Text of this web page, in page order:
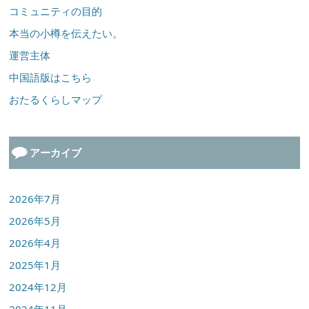
コミュニティの目的
本当の小樽を伝えたい。
運営主体
中国語版はこちら
おたるくらしマップ
アーカイブ
2026年7月
2026年5月
2026年4月
2025年1月
2024年12月